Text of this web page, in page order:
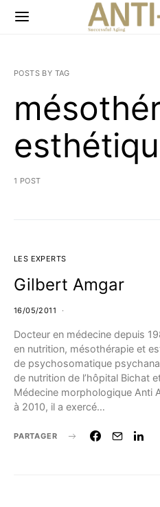
POSTS BY TAG
1 POST
LES EXPERTS
Gilbert Amgar
16/05/2011
Docteur en médecine depuis
en nutrition, mésothérapie et
de psychosomatique
de nutrition de l’hôpital Bichat
Médecine morphologique Anti
à 2010, il a exercé…
PARTAGER